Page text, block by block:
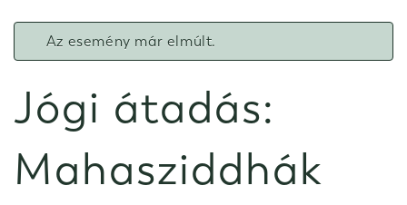
Az esemény már elmúlt.
Jógi átadás:
Mahasziddhák